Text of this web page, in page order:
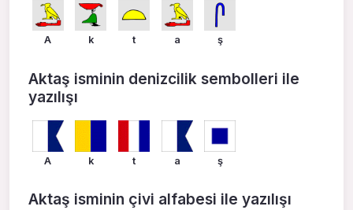
A k t a ş
Aktaş isminin denizcilik sembolleri ile
yazılışı
A k t a ş
Aktaş isminin çivi alfabesi ile yazılışı